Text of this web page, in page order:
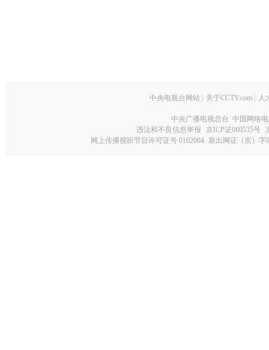
中央电视台网站 关于CCTV.com 人
中央广播电视总台 中国网络
违法和不良信息举报
京ICP证060535号
网上传播视听节目许可证号 0102004 新出网证（京）